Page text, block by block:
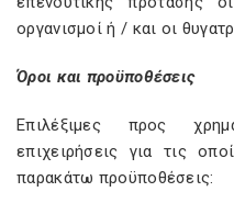
οργανισμοί ή / και οι
Όροι και προϋποθέσεις
Επιλέξιμες προς
επιχειρήσεις για τις
παρακάτω προϋποθέσεις: